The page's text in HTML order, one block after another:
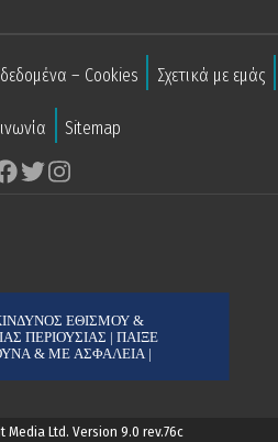
– Cookies Σχετικά με εμάς
Sitemap
Media Ltd. Version 9.0 rev.76c